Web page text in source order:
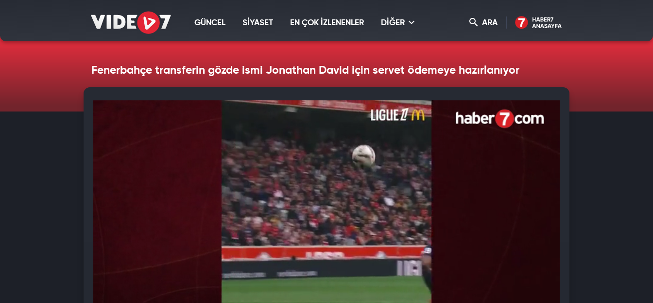
GÜNCEL SİYASET EN ÇOK İZLENENLER DİĞER ARA
Fenerbahçe transferin gözde ismi Jonathan David için servet ödemeye hazırlanıyor